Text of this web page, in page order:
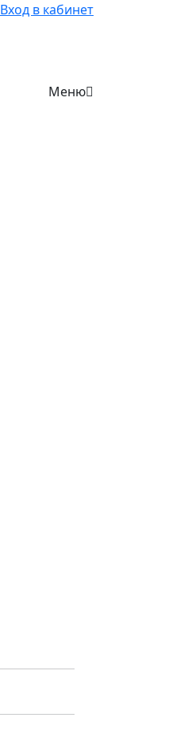
Вход в кабинет
Меню